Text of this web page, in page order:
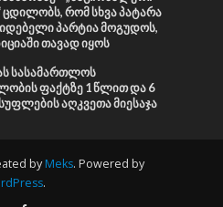
ცდილობს, რომ სხვა პატარა
პარტია მოგუდოს,
თავად იყოს
სასამართლოს
ფაქტზე 1 წლით და 6
აღკვეთა მიესაჯა
by Meks. Powered by
.